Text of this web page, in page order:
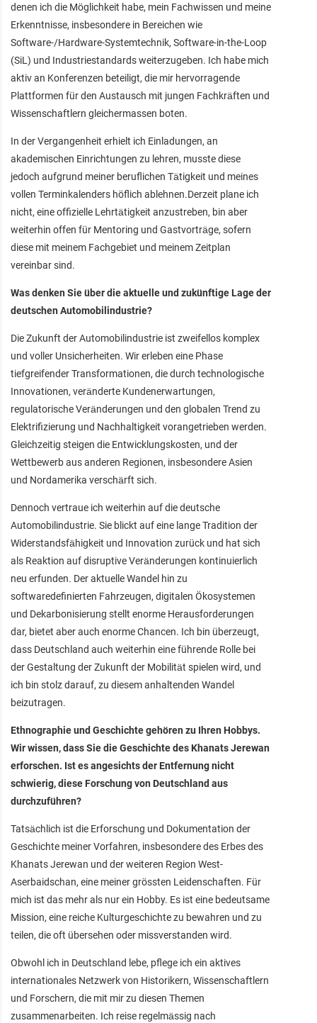
denen ich die Möglichkeit habe, mein Fachwissen und meine
Erkenntnisse, insbesondere in Bereichen wie
Software-/Hardware-Systemtechnik, Software-in-the-Loop
(SiL) und Industriestandards weiterzugeben. Ich habe mich
aktiv an Konferenzen beteiligt, die mir hervorragende
Plattformen für den Austausch mit jungen Fachkräften und
Wissenschaftlern gleichermassen boten.
In der Vergangenheit erhielt ich Einladungen, an
akademischen Einrichtungen zu lehren, musste diese
jedoch aufgrund meiner beruflichen Tätigkeit und meines
vollen Terminkalenders höflich ablehnen.Derzeit plane ich
nicht, eine offizielle Lehrtätigkeit anzustreben, bin aber
weiterhin offen für Mentoring und Gastvorträge, sofern
diese mit meinem Fachgebiet und meinem Zeitplan
vereinbar sind.
Was denken Sie über die aktuelle und zukünftige Lage der
deutschen Automobilindustrie?
Die Zukunft der Automobilindustrie ist zweifellos komplex
und voller Unsicherheiten. Wir erleben eine Phase
tiefgreifender Transformationen, die durch technologische
Innovationen, veränderte Kundenerwartungen,
regulatorische Veränderungen und den globalen Trend zu
Elektrifizierung und Nachhaltigkeit vorangetrieben werden.
Gleichzeitig steigen die Entwicklungskosten, und der
Wettbewerb aus anderen Regionen, insbesondere Asien
und Nordamerika verschärft sich.
Dennoch vertraue ich weiterhin auf die deutsche
Automobilindustrie. Sie blickt auf eine lange Tradition der
Widerstandsfähigkeit und Innovation zurück und hat sich
als Reaktion auf disruptive Veränderungen kontinuierlich
neu erfunden. Der aktuelle Wandel hin zu
softwaredefinierten Fahrzeugen, digitalen Ökosystemen
und Dekarbonisierung stellt enorme Herausforderungen
dar, bietet aber auch enorme Chancen. Ich bin überzeugt,
dass Deutschland auch weiterhin eine führende Rolle bei
der Gestaltung der Zukunft der Mobilität spielen wird, und
ich bin stolz darauf, zu diesem anhaltenden Wandel
beizutragen.
Ethnographie und Geschichte gehören zu Ihren Hobbys.
Wir wissen, dass Sie die Geschichte des Khanats Jerewan
erforschen. Ist es angesichts der Entfernung nicht
schwierig, diese Forschung von Deutschland aus
durchzuführen?
Tatsächlich ist die Erforschung und Dokumentation der
Geschichte meiner Vorfahren, insbesondere des Erbes des
Khanats Jerewan und der weiteren Region West-
Aserbaidschan, eine meiner grössten Leidenschaften. Für
mich ist das mehr als nur ein Hobby. Es ist eine bedeutsame
Mission, eine reiche Kulturgeschichte zu bewahren und zu
teilen, die oft übersehen oder missverstanden wird.
Obwohl ich in Deutschland lebe, pflege ich ein aktives
internationales Netzwerk von Historikern, Wissenschaftlern
und Forschern, die mit mir zu diesen Themen
zusammenarbeiten. Ich reise regelmässig nach